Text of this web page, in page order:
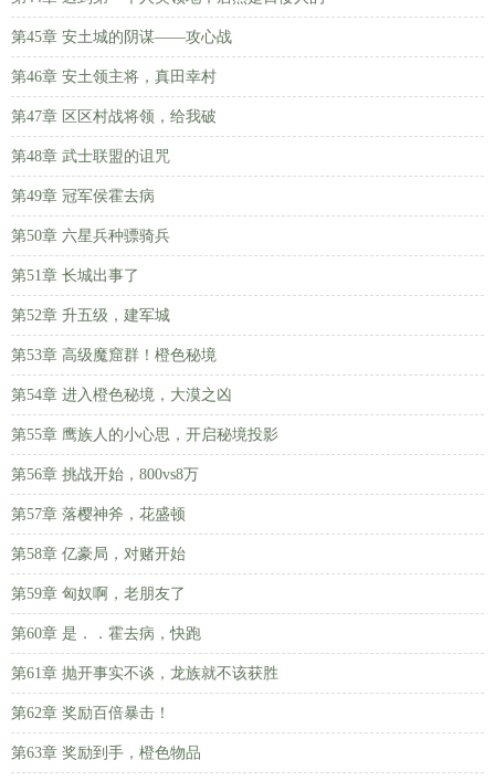
第45章 安土城的阴谋——攻心战
第46章 安土领主将，真田幸村
第47章 区区村战将领，给我破
第48章 武士联盟的诅咒
第49章 冠军侯霍去病
第50章 六星兵种骠骑兵
第51章 长城出事了
第52章 升五级，建军城
第53章 高级魔窟群！橙色秘境
第54章 进入橙色秘境，大漠之凶
第55章 鹰族人的小心思，开启秘境投影
第56章 挑战开始，800vs8万
第57章 落樱神斧，花盛顿
第58章 亿豪局，对赌开始
第59章 匈奴啊，老朋友了
第60章 是．．霍去病，快跑
第61章 抛开事实不谈，龙族就不该获胜
第62章 奖励百倍暴击！
第63章 奖励到手，橙色物品